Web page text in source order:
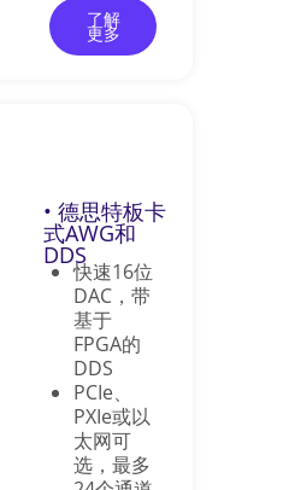
了解
更多
• 德思特板卡
式AWG和
DDS
快速16位
DAC，带
基于
FPGA的
DDS
PCIe、
PXIe或以
太网可
选，最多